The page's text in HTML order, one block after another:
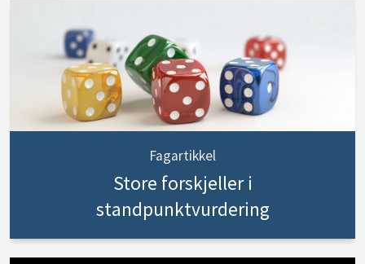
Fagartikkel
Store forskjeller i
standpunktvurdering